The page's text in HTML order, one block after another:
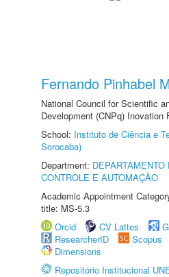
Fernando Pinhabel
National Council for Scientific
Development (CNPq) Inovation
School: Instituto de Ciência e
Sorocaba)
Department:
CONTROLE E AUTOMAÇÃO
Academic Appointment
title: MS-5.3
Orcid
CV Lattes
ResearcherID
Scopus
Dimensions
Repositório Institucional